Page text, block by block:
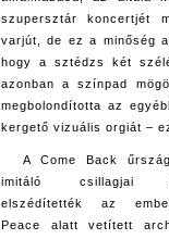
szupersztár koncertjét
varjút, de ez a minőség
hogy a sztédzs két
azonban a színpad
megbolondította az
kergető vizuális orgiát –
A Come Back
imitáló csillagjai
elszédítették az
Peace alatt vetített